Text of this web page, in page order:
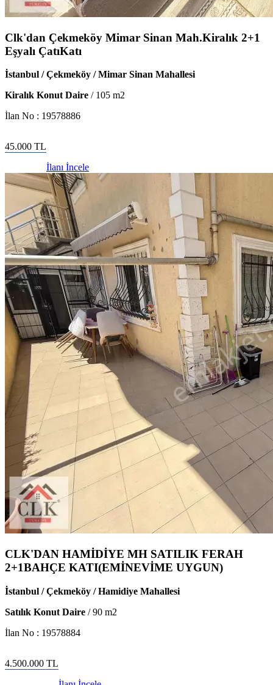
Clk'dan Çekmeköy Mimar Sinan Mah.Kiralık 2+1
Eşyalı ÇatıKatı
İstanbul / Çekmeköy / Mimar Sinan Mahallesi
Kiralık Konut Daire / 105 m2
İlan No : 19578886
45.000 TL
İlanı İncele
CLK'DAN HAMİDİYE MH SATILIK FERAH
2+1BAHÇE KATI(EMİNEVİME UYGUN)
İstanbul / Çekmeköy / Hamidiye Mahallesi
Satılık Konut Daire /90 m2
İlan No : 19578884
4.500.000 TL